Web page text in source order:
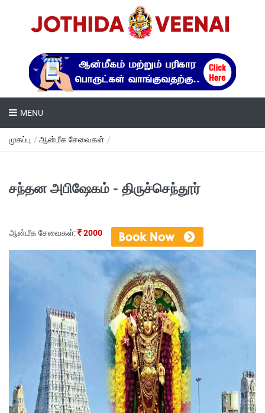
MENU
முகப்பு / ஆன்மீக சேவைகள் /
சந்தன அபிஷேகம் - திருச்செந்தூர்
ஆன்மீக சேவைகள்: 2000